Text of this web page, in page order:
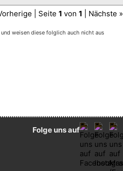
| Seite 1 von 1 | Nächste »
weisen diese folglich auch nicht aus
Folge uns auf